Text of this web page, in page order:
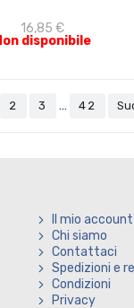
16,85 €
disponibile
2 3 … 42
Il mio account
Chi siamo
Contattaci
Spedizioni e
Condizioni
Privacy